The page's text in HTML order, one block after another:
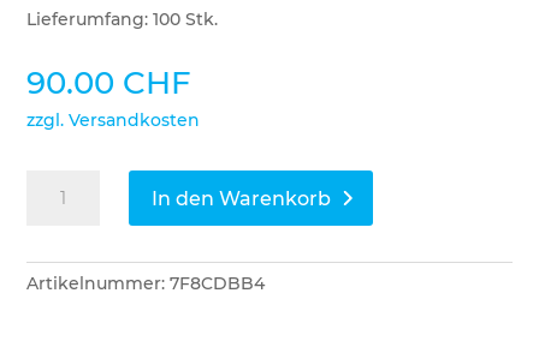
Lieferumfang: 100 Stk.
90.00 CHF
zzgl. Versandkosten
Peltor
EAR
Flexible
In den Warenkorb
Artikelnummer:7F8CDBB4